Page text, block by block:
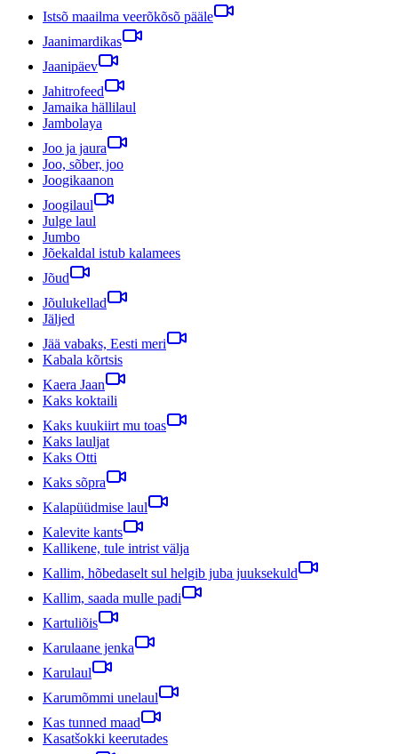
Istsõ maailma veerõkõsõ pääle
Jaanimardikas
Jaanipäev
Jahitrofeed
Jamaika hällilaul
Jambolaya
Joo ja jaura
Joo, sõber, joo
Joogikaanon
Joogilaul
Julge laul
Jumbo
Jõekaldal istub kalamees
Jõud
Jõulukellad
Jäljed
Jää vabaks, Eesti meri
Kabala kõrtsis
Kaera Jaan
Kaks koktaili
Kaks kuukiirt mu toas
Kaks lauljat
Kaks Otti
Kaks sõpra
Kalapüüdmise laul
Kalevite kants
Kallikene, tule intrist välja
Kallim, hõbedaselt sul helgib juba juuksekuld
Kallim, saada mulle padi
Kartuliõis
Karulaane jenka
Karulaul
Karumõmmi unelaul
Kas tunned maad
Kasatšokki keerutades